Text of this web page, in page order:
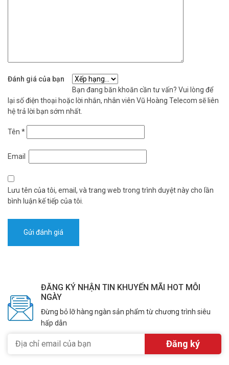
Đánh giá của bạn
Bạn đang băn khoăn cần tư vấn? Vui lòng để
lại số điện thoại hoặc lời nhắn, nhân viên Vũ Hoàng Telecom sẽ liên
hệ trả lời bạn sớm nhất.
Tên *
Email
Lưu tên của tôi, email, và trang web trong trình duyệt này cho lần
bình luận kế tiếp của tôi.
ĐĂNG KÝ NHẬN TIN KHUYẾN MÃI HOT MỖI
NGÀY
Đừng bỏ lỡ hàng ngàn sản phẩm từ chương trình siêu
hấp dẫn